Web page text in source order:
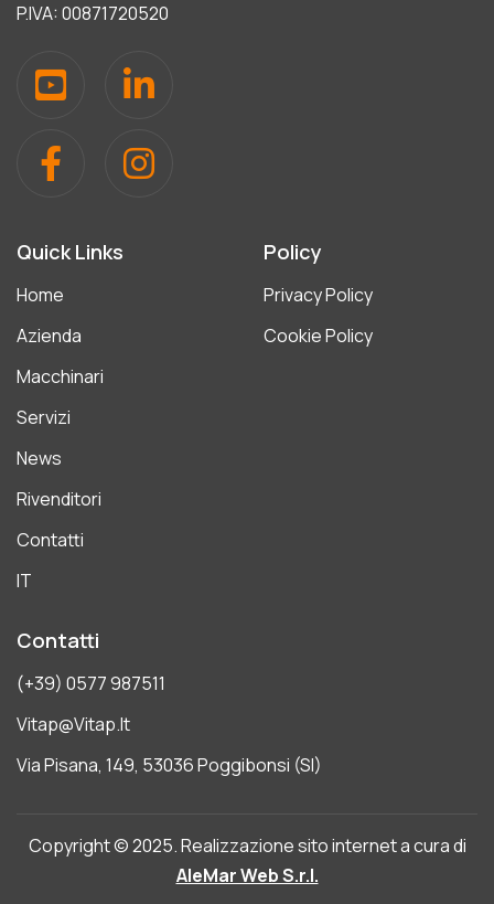
P.IVA: 00871720520
Quick Links
Home
Azienda
Macchinari
Servizi
News
Rivenditori
Contatti
IT
Policy
Privacy Policy
Cookie Policy
Contatti
(+39) 0577 987511
Vitap@vitap.it
Via Pisana, 149, 53036 Poggibonsi (SI)
Copyright © 2025. Realizzazione sito internet a cura di
AleMar Web S.r.l.